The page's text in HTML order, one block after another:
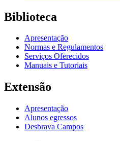
Biblioteca
Apresentação
Normas e Regulamentos
Serviços Oferecidos
Manuais e Tutoriais
Extensão
Apresentação
Alunos egressos
Desbrava Campos